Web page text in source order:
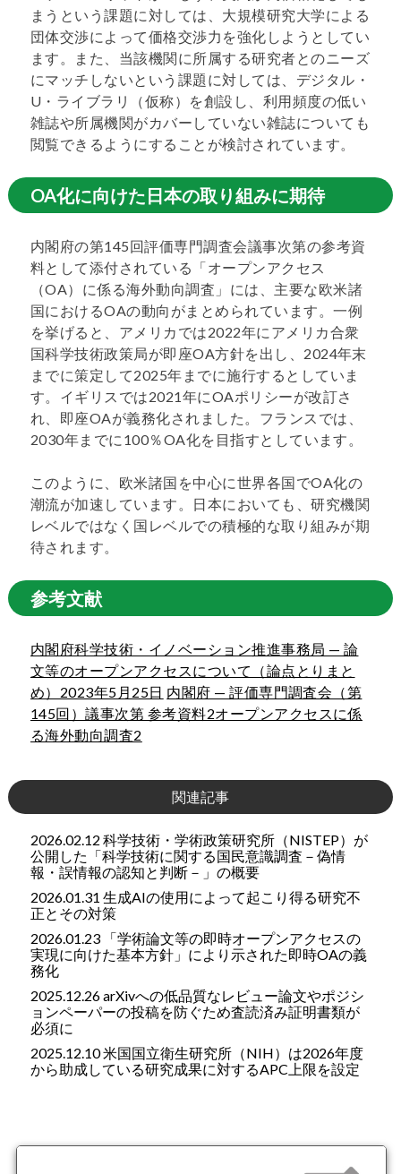
まうという課題に対しては、大規模研究大学による
団体交渉によって価格交渉力を強化しようとしてい
ます。また、当該機関に所属する研究者とのニーズ
にマッチしないという課題に対しては、デジタル・
U・ライブラリ（仮称）を創設し、利用頻度の低い
雑誌や所属機関がカバーしていない雑誌についても
閲覧できるようにすることが検討されています。
OA化に向けた日本の取り組みに期待
内閣府の第145回評価専門調査会議事次第の参考資
料として添付されている「オープンアクセス
（OA）に係る海外動向調査」には、主要な欧米諸
国におけるOAの動向がまとめられています。一例
を挙げると、アメリカでは2022年にアメリカ合衆
国科学技術政策局が即座OA方針を出し、2024年末
までに策定して2025年までに施行するとしていま
す。イギリスでは2021年にOAポリシーが改訂さ
れ、即座OAが義務化されました。フランスでは、
2030年までに100％OA化を目指すとしています。
このように、欧米諸国を中心に世界各国でOA化の
潮流が加速しています。日本においても、研究機関
レベルではなく国レベルでの積極的な取り組みが期
待されます。
参考文献
内閣府科学技術・イノベーション推進事務局 — 論
文等のオープンアクセスについて（論点とりまと
め）2023年5月25日 内閣府 — 評価専門調査会（第
145回）議事次第 参考資料2オープンアクセスに係
る海外動向調査2
関連記事
2026.02.12 科学技術・学術政策研究所（NISTEP）が
公開した「科学技術に関する国民意識調査－偽情
報・誤情報の認知と判断－」の概要
2026.01.31 生成AIの使用によって起こり得る研究不
正とその対策
2026.01.23 「学術論文等の即時オープンアクセスの
実現に向けた基本方針」により示された即時OAの義
務化
2025.12.26 arXivへの低品質なレビュー論文やポジシ
ョンペーパーの投稿を防ぐため査読済み証明書類が
必須に
2025.12.10 米国国立衛生研究所（NIH）は2026年度
から助成している研究成果に対するAPC上限を設定